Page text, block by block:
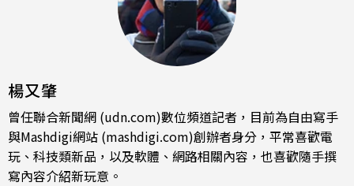
楊又肇
曾任聯合新聞網 (udn.com)數位頻道記者，目前為自由寫手
與Mashdigi網站 (mashdigi.com)創辦者身分，平常喜歡電
玩、科技類新品，以及軟體、網路相關內容，也喜歡隨手撰
寫內容介紹新玩意。